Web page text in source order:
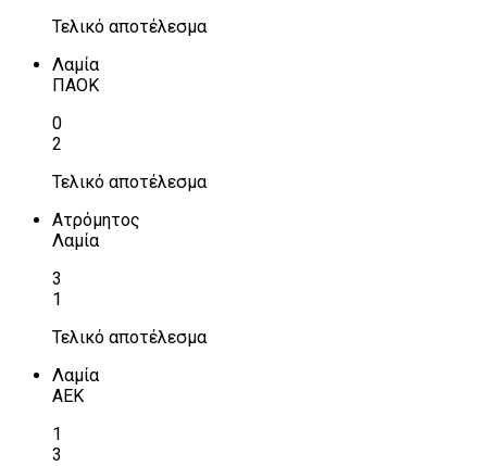
Τελικό αποτέλεσμα
Λαμία
ΠΑΟΚ
0
2
Τελικό αποτέλεσμα
Ατρόμητος
Λαμία
3
1
Τελικό αποτέλεσμα
Λαμία
ΑΕΚ
1
3